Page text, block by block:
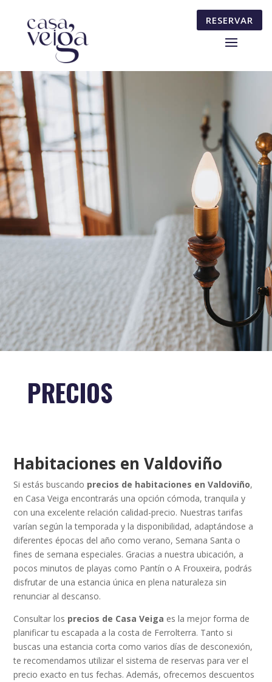
RESERVAR
PRECIOS
Habitaciones en Valdoviño
Si estás buscando precios de habitaciones en Valdoviño,
en Casa Veiga encontrarás una opción cómoda, tranquila y
con una excelente relación calidad-precio. Nuestras tarifas
varían según la temporada y la disponibilidad, adaptándose a
diferentes épocas del año como verano, Semana Santa o
fines de semana especiales. Gracias a nuestra ubicación, a
pocos minutos de playas como Pantín o A Frouxeira, podrás
disfrutar de una estancia única en plena naturaleza sin
renunciar al descanso.
Consultar los precios de Casa Veiga es la mejor forma de
planificar tu escapada a la costa de Ferrolterra. Tanto si
buscas una estancia corta como varios días de desconexión,
te recomendamos utilizar el sistema de reservas para ver el
precio exacto en tus fechas. Además, ofrecemos descuentos